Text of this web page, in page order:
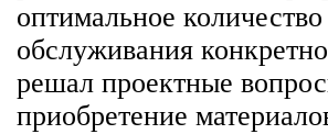
оптимальное
обслуживания
решал проектные
приобретение